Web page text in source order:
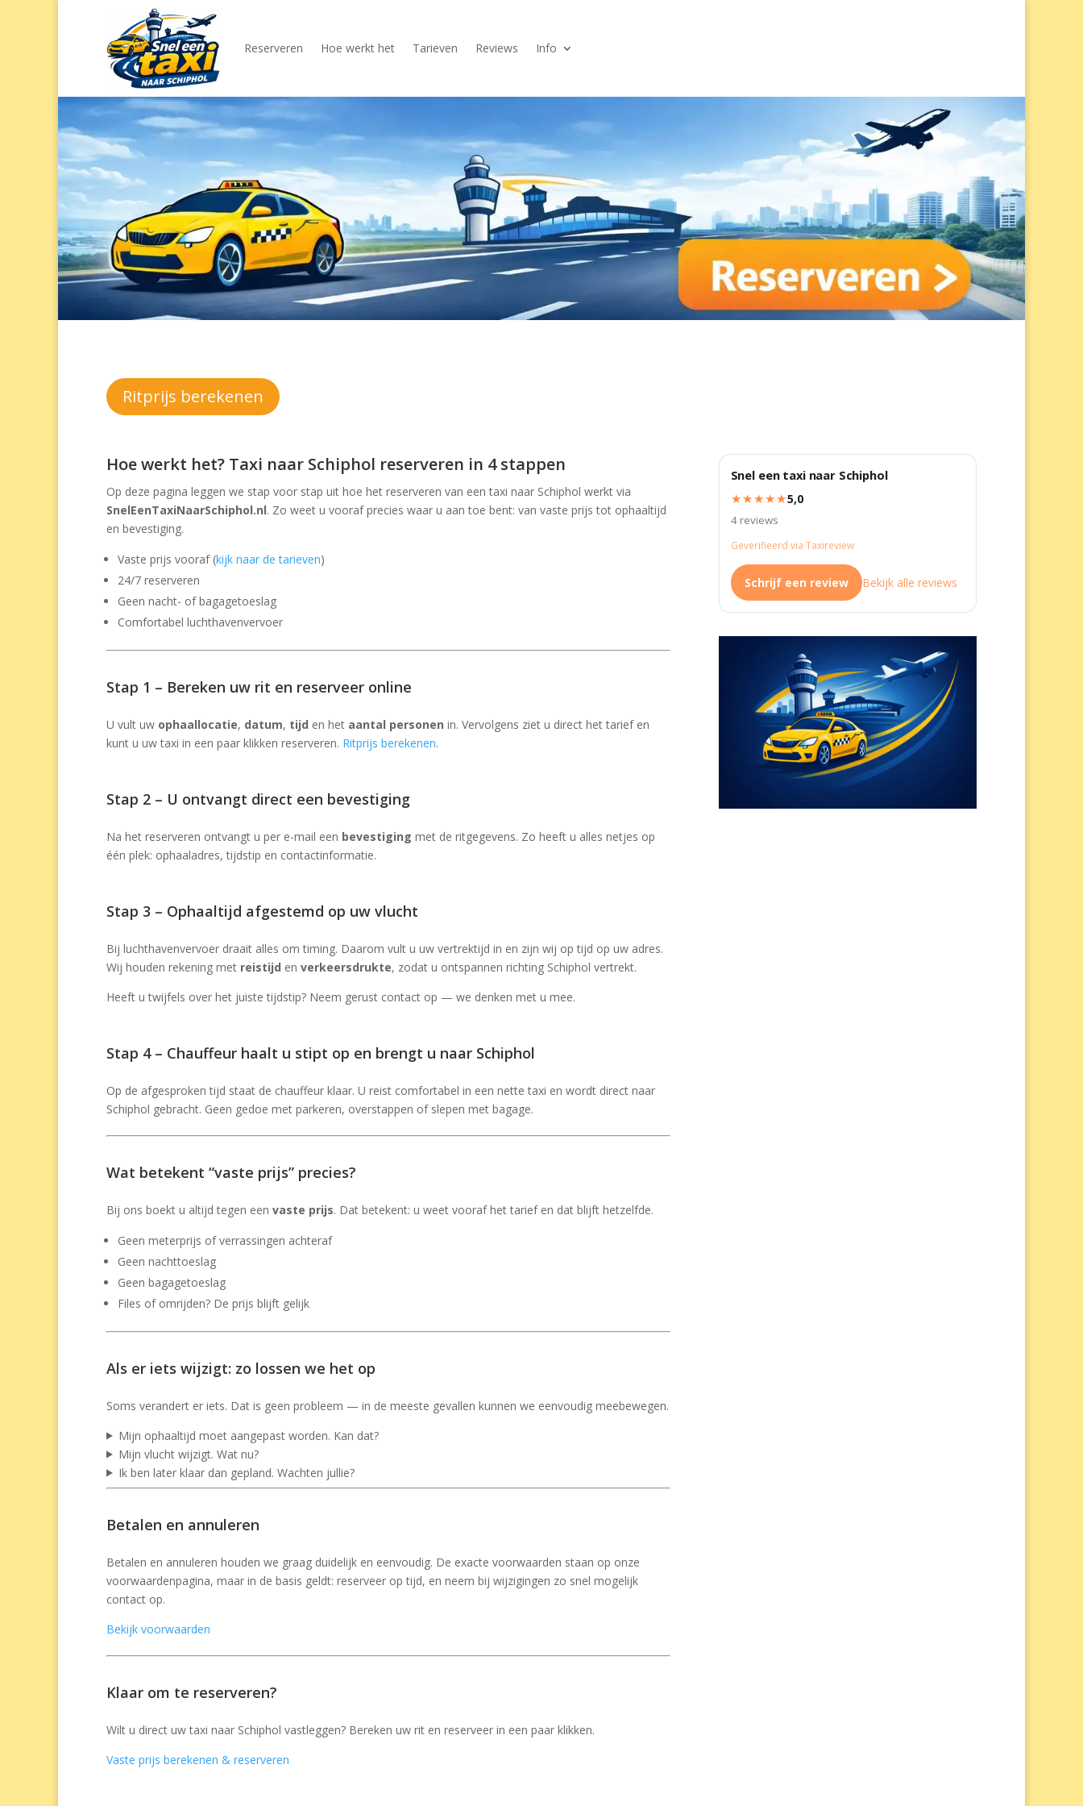
Reserveren Hoe werkt het Tarieven Reviews Info
Ritprijs berekenen
Hoe werkt het? Taxi naar Schiphol reserveren in 4 stappen
Op deze pagina leggen we stap voor stap uit hoe het reserveren van een taxi naar Schiphol werkt via
SnelEenTaxiNaarSchiphol.nl. Zo weet u vooraf precies waar u aan toe bent: van vaste prijs tot ophaaltijd
en bevestiging.
Vaste prijs vooraf (kijk naar de tarieven)
24/7 reserveren
Geen nacht- of bagagetoeslag
Comfortabel luchthavenvervoer
Stap 1 – Bereken uw rit en reserveer online
U vult uw ophaallocatie, datum, tijd en het aantal personen in. Vervolgens ziet u direct het tarief en
kunt u uw taxi in een paar klikken reserveren. Ritprijs berekenen.
Stap 2 – U ontvangt direct een bevestiging
Na het reserveren ontvangt u per e-mail een bevestiging met de ritgegevens. Zo heeft u alles netjes op
één plek: ophaaladres, tijdstip en contactinformatie.
Stap 3 – Ophaaltijd afgestemd op uw vlucht
Bij luchthavenvervoer draait alles om timing. Daarom vult u uw vertrektijd in en zijn wij op tijd op uw adres.
Wij houden rekening met reistijd en verkeersdrukte, zodat u ontspannen richting Schiphol vertrekt.
Heeft u twijfels over het juiste tijdstip? Neem gerust contact op — we denken met u mee.
Stap 4 – Chauffeur haalt u stipt op en brengt u naar Schiphol
Op de afgesproken tijd staat de chauffeur klaar. U reist comfortabel in een nette taxi en wordt direct naar
Schiphol gebracht. Geen gedoe met parkeren, overstappen of slepen met bagage.
Wat betekent “vaste prijs” precies?
Bij ons boekt u altijd tegen een vaste prijs. Dat betekent: u weet vooraf het tarief en dat blijft hetzelfde.
Geen meterprijs of verrassingen achteraf
Geen nachttoeslag
Geen bagagetoeslag
Files of omrijden? De prijs blijft gelijk
Als er iets wijzigt: zo lossen we het op
Soms verandert er iets. Dat is geen probleem — in de meeste gevallen kunnen we eenvoudig meebewegen.
Mijn ophaaltijd moet aangepast worden. Kan dat?
Mijn vlucht wijzigt. Wat nu?
Ik ben later klaar dan gepland. Wachten jullie?
Betalen en annuleren
Betalen en annuleren houden we graag duidelijk en eenvoudig. De exacte voorwaarden staan op onze
voorwaardenpagina, maar in de basis geldt: reserveer op tijd, en neem bij wijzigingen zo snel mogelijk
contact op.
Bekijk voorwaarden
Klaar om te reserveren?
Wilt u direct uw taxi naar Schiphol vastleggen? Bereken uw rit en reserveer in een paar klikken.
Vaste prijs berekenen & reserveren
Snel een taxi naar Schiphol
★★★★★5,0
4 reviews
Geverifieerd via Taxireview
Schrijf een review Bekijk alle reviews